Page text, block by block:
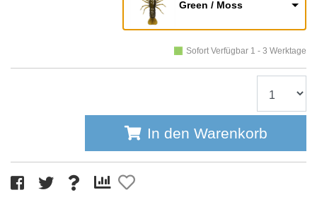
Green / Moss
Sofort Verfügbar 1 - 3 Werktage
In den Warenkorb